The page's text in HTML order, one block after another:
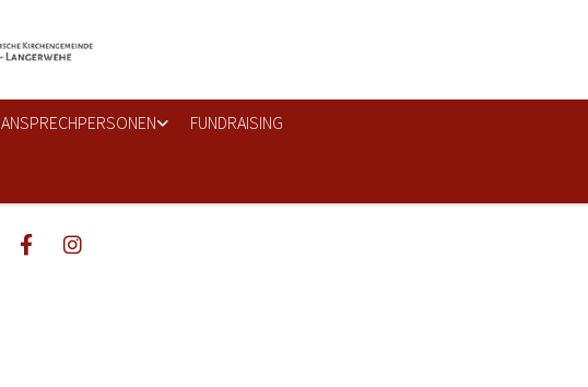
ANSPRECHPERSONEN FUNDRAISING